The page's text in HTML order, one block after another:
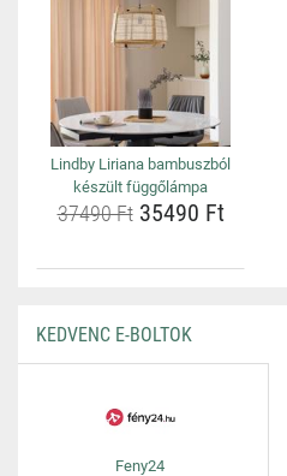
Lindby Liriana bambuszból
készült függőlámpa
37490 Ft35490 Ft
KEDVENC E-BOLTOK
Feny24